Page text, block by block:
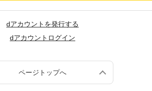
dアカウントを発行する
dアカウントログイン
ページトップへ